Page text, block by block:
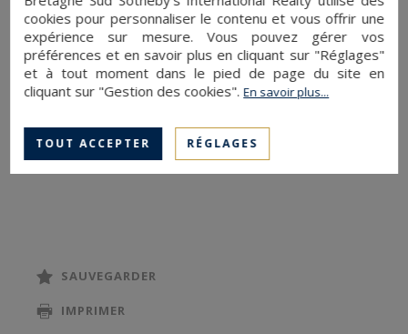
Vaste pièce de vie de 117 m² (salon, salle à
manger, cuisine ouverte équipée avec arrière-
cuisine)
Îlot central et poêle à bois pour une ambiance
Grandes baies vitrées inondant l’espace de
lumière
Terrasse de 60 m² aménagée en patio, avec
SAUVEGARDER
IMPRIMER
cookies pour personnaliser le contenu et vous offrir une
expérience sur mesure. Vous pouvez gérer vos
préférences et en savoir plus en cliquant sur "Réglages"
et à tout moment dans le pied de page du site en
cliquant sur "Gestion des cookies".En savoir plus...
TOUT ACCEPTER RÉGLAGES